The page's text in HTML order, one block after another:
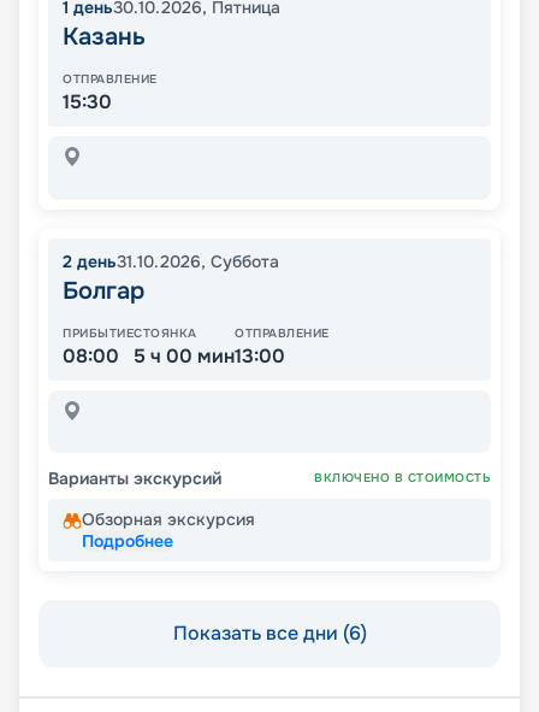
1 день30.10.2026, Пятница
Казань
ОТПРАВЛЕНИЕ
15:30
2 день31.10.2026, Суббота
Болгар
ПРИБЫТИЕ
08:00
СТОЯНКА
5 ч 00 мин
ОТПРАВЛЕНИЕ
13:00
Варианты экскурсий ВКЛЮЧЕНО В СТОИМОСТЬ
Обзорная экскурсия
Подробнее
Показать все дни (6)